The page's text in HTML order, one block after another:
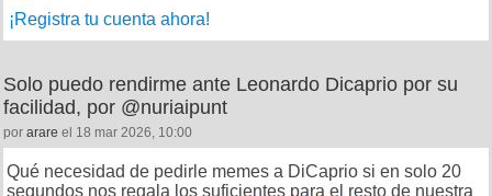
¡Registra tu cuenta ahora!
Solo puedo rendirme ante Leonardo Dicaprio por su
facilidad, por @nuriaipunt
por arare el 18 mar 2026, 10:00
Qué necesidad de pedirle memes a DiCaprio si en solo 20
segundos nos regala los suficientes para el resto de nuestra